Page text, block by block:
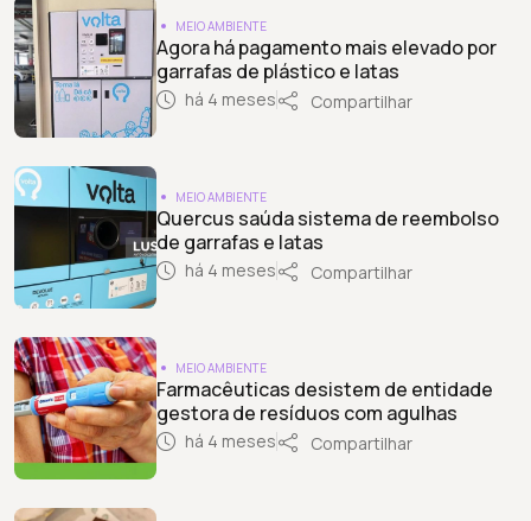
MEIO AMBIENTE
Agora há pagamento mais elevado por
garrafas de plástico e latas
há 4 meses Compartilhar
MEIO AMBIENTE
Quercus saúda sistema de reembolso
de garrafas e latas
há 4 meses Compartilhar
MEIO AMBIENTE
Farmacêuticas desistem de entidade
gestora de resíduos com agulhas
há 4 meses Compartilhar